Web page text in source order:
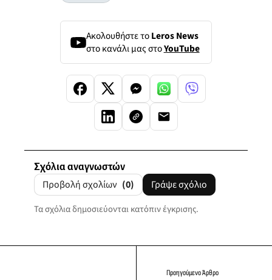
Ακολουθήστε τοLeros News
στο κανάλι μας στοYouTube
Σχόλια αναγνωστών
Προβολή σχολίων (0) Γράψε σχόλιο
Τα σχόλια δημοσιεύονται κατόπιν έγκρισης.
Προηγούμενο Άρθρο